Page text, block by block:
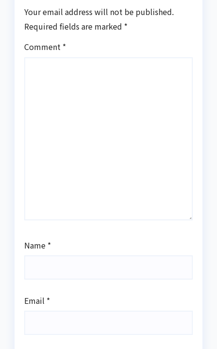
Your email address will not be published.
Required fields are marked *
Comment *
Name *
Email *